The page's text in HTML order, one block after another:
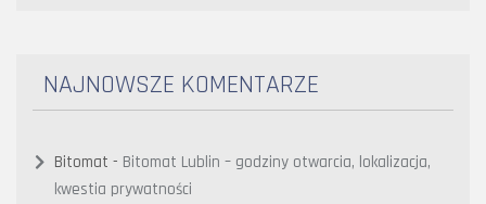
NAJNOWSZE KOMENTARZE
Bitomat - Bitomat Lublin – godziny otwarcia, lokalizacja,
kwestia prywatności